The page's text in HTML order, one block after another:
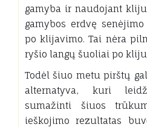
gamyba ir naudojant
gamybos erdvę
po klijavimo. Tai nėra
ryšio langų šuoliai po
Todėl šiuo metu pirštų
alternatyva, kuri
sumažinti šiuos
ieškojimo rezultatas